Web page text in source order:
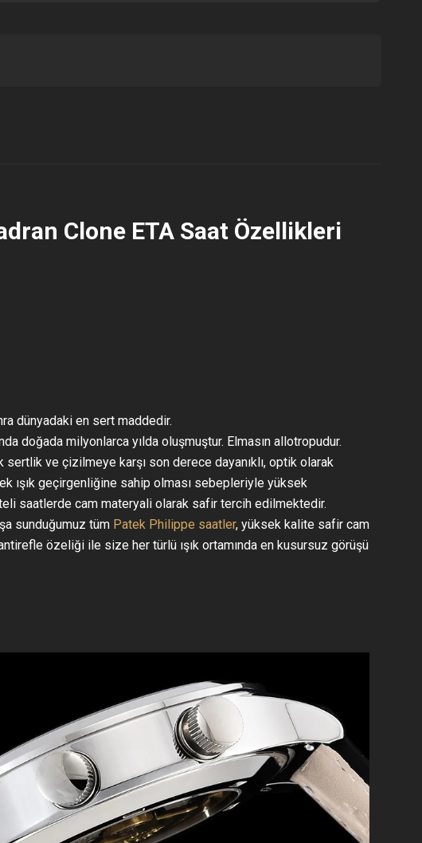
Clone ETA Saat Özellikleri
dünyadaki en sert maddedir.
doğada milyonlarca yılda oluşmuştur. Elmasın allotropudur.
sertlik ve çizilmeye karşı son derece dayanıklı, optik olarak
ışık geçirgenliğine sahip olması sebepleriyle yüksek
saatlerde cam materyali olarak safir tercih edilmektedir.
sunduğumuz tüm Patek Philippe saatler, yüksek kalite safir cam
özeliği ile size her türlü ışık ortamında en kusursuz görüşü